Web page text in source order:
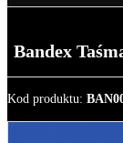
Bandex
Kod produktu: